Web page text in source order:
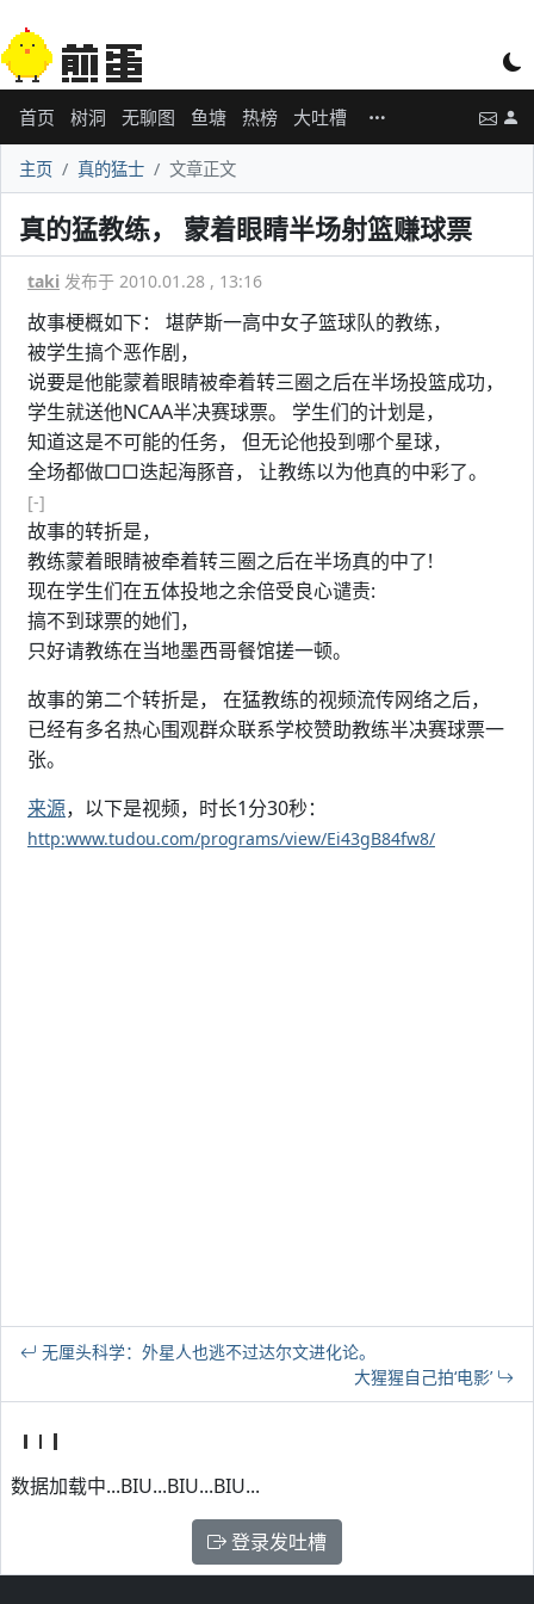
首页 树洞 无聊图 鱼塘 热榜 大吐槽
主页 真的猛士 文章正文
真的猛教练， 蒙着眼睛半场射篮赚球票
taki 发布于 2010.01.28 , 13:16
故事梗概如下： 堪萨斯一高中女子篮球队的教练，
被学生搞个恶作剧，
说要是他能蒙着眼睛被牵着转三圈之后在半场投篮成功，
学生就送他NCAA半决赛球票。 学生们的计划是，
知道这是不可能的任务， 但无论他投到哪个星球，
全场都做□□迭起海豚音， 让教练以为他真的中彩了。
[-]
故事的转折是，
教练蒙着眼睛被牵着转三圈之后在半场真的中了!
现在学生们在五体投地之余倍受良心谴责:
搞不到球票的她们，
只好请教练在当地墨西哥餐馆搓一顿。
故事的第二个转折是， 在猛教练的视频流传网络之后，
已经有多名热心围观群众联系学校赞助教练半决赛球票一
张。
来源，以下是视频，时长1分30秒：
http:www.tudou.com/programs/view/Ei43gB84fw8/
无厘头科学：外星人也逃不过达尔文进化论。
大猩猩自己拍‘电影’
数据加载中...BIU...BIU...BIU...
登录发吐槽